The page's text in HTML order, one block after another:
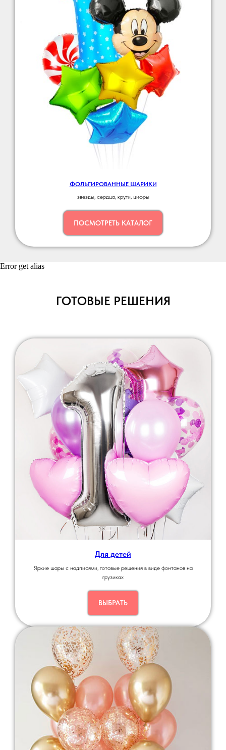
ФОЛЬГИРОВАННЫЕ ШАРИКИ
звезды, сердца, круги, цифры
ПОСМОТРЕТЬ КАТАЛОГ
Error get alias
ГОТОВЫЕ РЕШЕНИЯ
Для детей
Яркие шары с надписями, готовые решения в виде фонтанов на
грузиках
ВЫБРАТЬ